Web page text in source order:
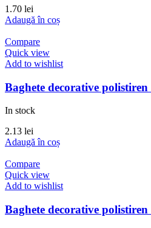
1.70 lei
Adaugă în coș
Compare
Quick view
Add to wishlist
Baghete decorative
In stock
2.13 lei
Adaugă în coș
Compare
Quick view
Add to wishlist
Baghete decorative